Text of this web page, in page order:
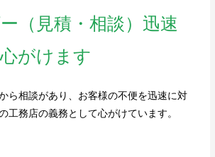
（見積・相談）迅速
がけます
ら相談があり、お客様の不便を迅速に対
工務店の義務として心がけています。